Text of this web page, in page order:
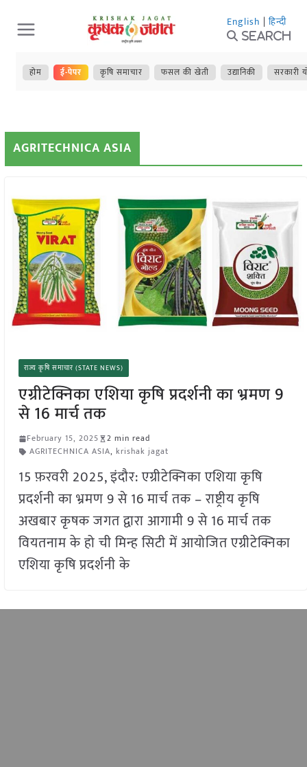
Skip
to
content
English | हिन्दी
Search
होम ई-पेपर कृषि समाचार फसल की खेती उद्यानिकी सरकारी
AGRITECHNICA ASIA
राज्य कृषि समाचार (STATE NEWS)
एग्रीटेक्निका एशिया कृषि प्रदर्शनी का भ्रमण 9
से 16 मार्च तक
February 15, 2025
2 min read
AGRITECHNICA ASIA, krishak jagat
15 फ़रवरी 2025, इंदौर: एग्रीटेक्निका एशिया कृषि
प्रदर्शनी का भ्रमण 9 से 16 मार्च तक – राष्ट्रीय कृषि
अखबार कृषक जगत द्वारा आगामी 9 से 16 मार्च तक
वियतनाम के हो ची मिन्ह सिटी में आयोजित एग्रीटेक्निका
एशिया कृषि प्रदर्शनी के